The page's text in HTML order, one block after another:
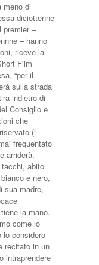
meno di
diciottenne
premier –
– hanno
riceve la
Film
“per il
sulla strada
indietro di
Consiglio e
che
(”
frequentato
arriderà.
abito
e nero,
sua madre,
la mano.
come lo
lo considero
recitato in un
intraprendere